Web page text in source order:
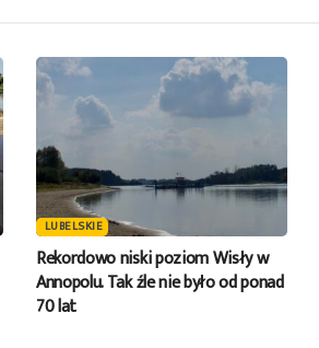
LUBELSKIE
Rekordowo niski poziom Wisły w
Annopolu. Tak źle nie było od ponad
70 lat